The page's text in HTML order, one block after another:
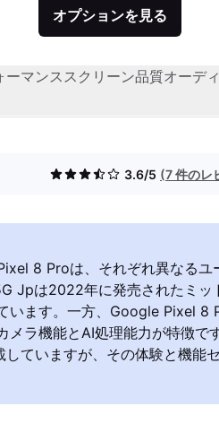
オプションを見る
ーマンススクリーン品質オーデ
3.6/5 (7 件のレ
8 Proは、それぞれ異なるユ
Jpは2022年に発売されたミッ
います。一方、Google Pixel 8
ラ機能とAI処理能力が特徴で
ていますが、その体験と機能